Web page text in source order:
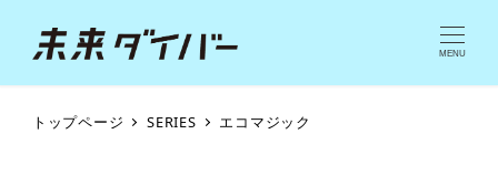
MENU
トップページ SERIES エコマジック